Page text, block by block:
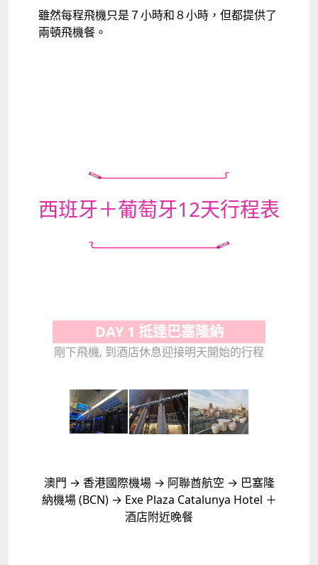
雖然每程飛機只是７小時和８小時，但都提供了
兩頓飛機餐。
西班牙＋葡萄牙12天行程表
DAY 1 抵達巴塞隆納
剛下飛機, 到酒店休息迎接明天開始的行程
澳門 → 香港國際機場 → 阿聯酋航空 → 巴塞隆
納機場 (BCN) → Exe Plaza Catalunya Hotel ＋
酒店附近晚餐